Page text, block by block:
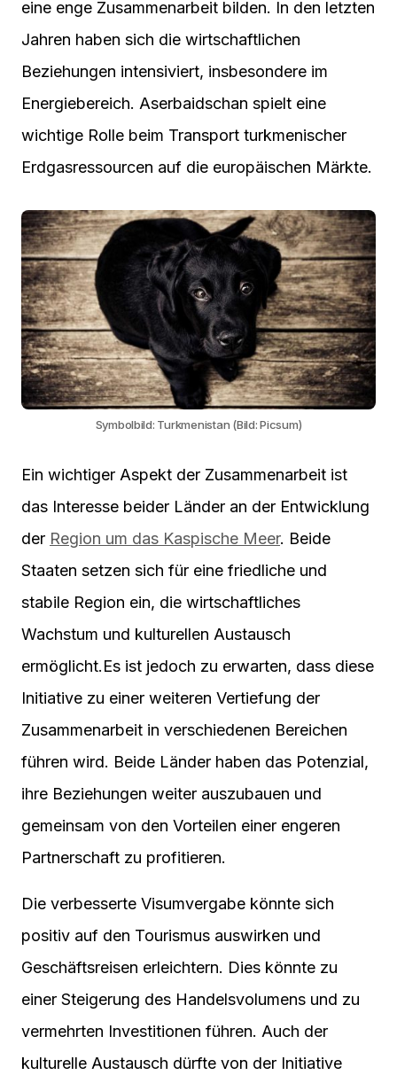
eine enge Zusammenarbeit bilden. In den letzten
Jahren haben sich die wirtschaftlichen
Beziehungen intensiviert, insbesondere im
Energiebereich. Aserbaidschan spielt eine
wichtige Rolle beim Transport turkmenischer
Erdgasressourcen auf die europäischen Märkte.
Symbolbild: Turkmenistan (Bild: Picsum)
Ein wichtiger Aspekt der Zusammenarbeit ist
das Interesse beider Länder an der Entwicklung
der Region um das Kaspische Meer. Beide
Staaten setzen sich für eine friedliche und
stabile Region ein, die wirtschaftliches
Wachstum und kulturellen Austausch
ermöglicht.Es ist jedoch zu erwarten, dass diese
Initiative zu einer weiteren Vertiefung der
Zusammenarbeit in verschiedenen Bereichen
führen wird. Beide Länder haben das Potenzial,
ihre Beziehungen weiter auszubauen und
gemeinsam von den Vorteilen einer engeren
Partnerschaft zu profitieren.
Die verbesserte Visumvergabe könnte sich
positiv auf den Tourismus auswirken und
Geschäftsreisen erleichtern. Dies könnte zu
einer Steigerung des Handelsvolumens und zu
vermehrten Investitionen führen. Auch der
kulturelle Austausch dürfte von der Initiative